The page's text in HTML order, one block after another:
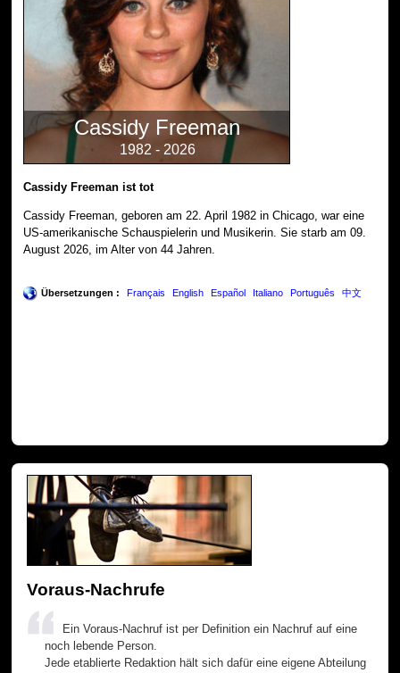
Cassidy Freeman
1982 - 2026
Cassidy Freeman ist tot
Cassidy Freeman, geboren am 22. April 1982 in Chicago, war eine
US-amerikanische Schauspielerin und Musikerin. Sie starb am 09.
August 2026, im Alter von 44 Jahren.
Übersetzungen : Français English Español Italiano Português 中文
Voraus-Nachrufe
Ein Voraus-Nachruf ist per Definition ein Nachruf auf eine
noch lebende Person.
Jede etablierte Redaktion hält sich dafür eine eigene Abteilung